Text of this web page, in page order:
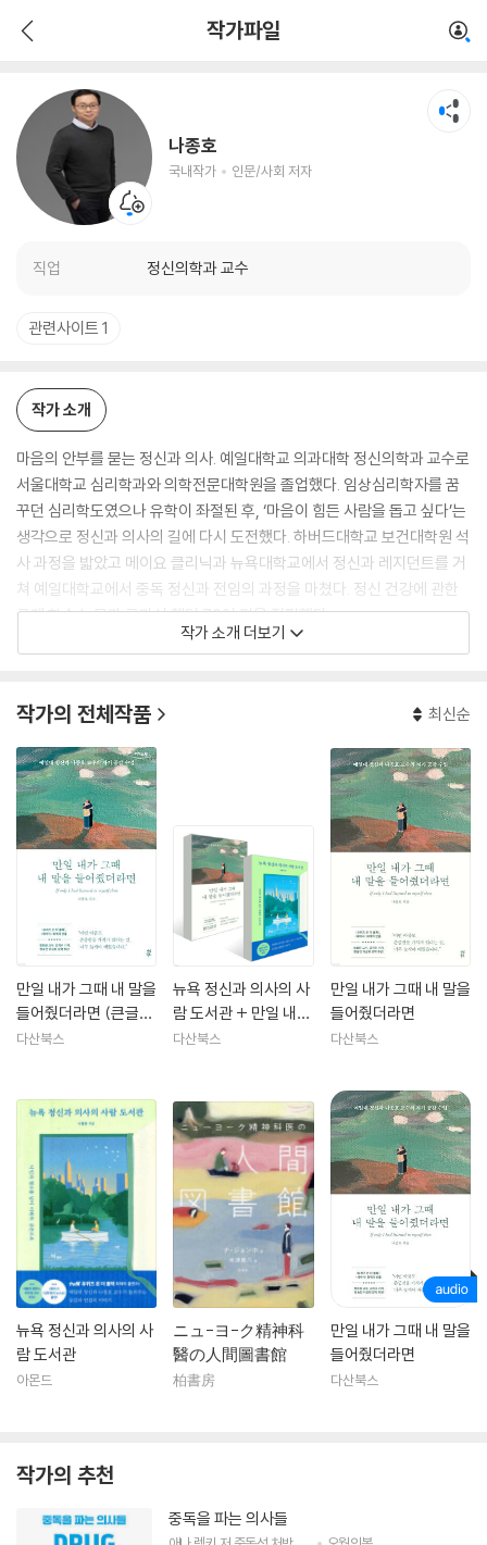
작가파일
나종호
국내작가 인문/사회 저자
직업 정신의학과 교수
인문/사회 저자
관련사이트 1
작가 소개
마음의 안부를 묻는 정신과 의사. 예일대학교 의과대학 정신의학과 교수로
서울대학교 심리학과와 의학전문대학원을 졸업했다. 임상심리학자를 꿈
꾸던 심리학도였으나 유학이 좌절된 후, ‘마음이 힘든 사람을 돕고 싶다’는
생각으로 정신과 의사의 길에 다시 도전했다. 하버드대학교 보건대학원 석
사 과정을 밟았고 메이요 클리닉과 뉴욕대학교에서 정신과 레지던트를 거
쳐 예일대학교에서 중독 정신과 전임의 과정을 마쳤다. 정신 건강에 관한
국제 학술 논문과 교과서 챕터 70여 편을 집필했다.
비로소 알 수 있었고, 그때의 자신과 비슷한 이유로 힘들어하고 있는 한국
의 젊은이들을 위해 적극적으로 목소리를 내기 시작했다. ‘진정한 노력은
배반하지 않는다’는 명제가 당연하게 받아들여지고, 아픔을 고백하면 오히
려 약점 잡히는 사회에서는 누구든 힘들 수밖에 없다고 그는 힘주어 말한
다. 부디 우리가 자기 자신에게 그리고 서로에게 다정하고 관대해지길 바
라는 마음을 담아, 힘들었던 자신의 경험을 가감 없이 털어놓았다.
tvN 〈유퀴즈 온 더 블록〉, CBS 〈김현정의 뉴스쇼〉, 〈세상을 바꾸는 시간 1
5분〉에 출연하고 〈김지수의 인터스텔라〉, BBC, 타임지 등 다양한 언론과
인터뷰하며 한국 사회의 정신 건강 인식 개선과 자살 예방의 중요성에 대
한 화두를 지속적으로 던지고 있다. 최근에는 김용 전 세계은행 총재와 함
께 한국의 정신 건강 위기 대응과 자살 예방을 위한 캠페인MIND SOS을
시작했다. 저서로는 『뉴욕 정신과 의사의 사람 도서관』이 있다.
작가 소개 더보기
작가의 전체작품 최신순
만일 내가 그때 내 말을
들어줬더라면 (큰글자
도서)
다산북스
뉴욕 정신과 의사의 사
람 도서관 + 만일 내가
그때 내 말을 들어줬더
다산북스
만일 내가 그때 내 말을
들어줬더라면
다산북스
뉴욕 정신과 의사의 사
람 도서관
아몬드
ニュ-ヨ-ク精神科
醫の人間圖書館
柏書房
만일 내가 그때 내 말을
들어줬더라면
다산북스
작가의 추천
중독을 파는 의사들